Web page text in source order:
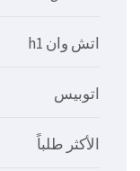
اتش وان h1
اتوبيس
الأكثر طلباً